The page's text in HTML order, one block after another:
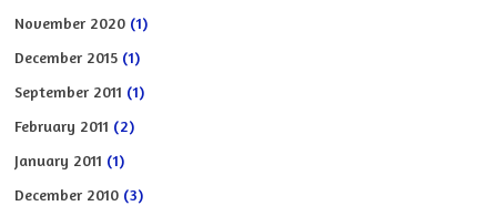
November 2020 (1)
December 2015 (1)
September 2011 (1)
February 2011 (2)
January 2011 (1)
December 2010 (3)